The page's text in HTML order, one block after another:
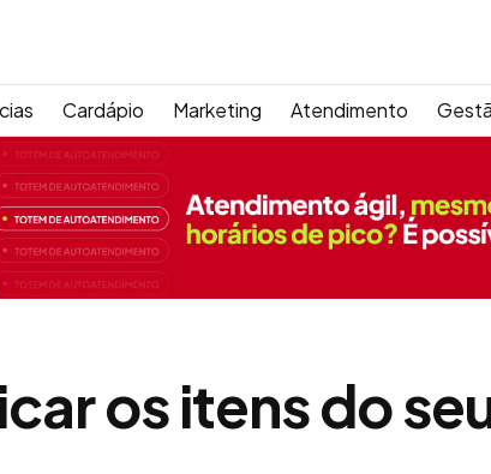
Cardápio Marketing Atendimento
os itens do